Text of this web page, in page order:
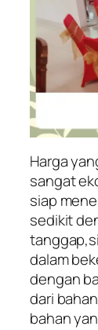
Harga
sangat
siap
sedikit
dalam
dengan
dari
bahan